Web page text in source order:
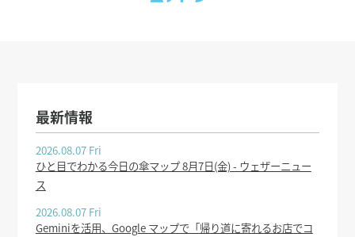
最新情報
2026.08.07 Fri
ひと目でわかる今日の傘マップ 8月7日(金) - ウェザーニュー
ス
2026.08.07 Fri
Geminiを活用、Google マップで「帰り道に寄れるお店でコ